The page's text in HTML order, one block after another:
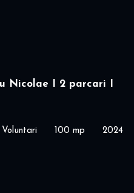
Nicolae I 2 parcari I
100 mp 2024